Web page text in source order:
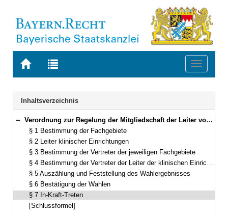
Zur
BAYERN.RECHT
Zur
letzten
Suche
Toggle
Navigation
Inhaltsverzeichnis
Bereich reduzieren
Verordnung zur Regelung der Mitgliedschaft der Leiter von klinischen Einrichtungen in den Fakultätsräten der medizinischen und tiermedizinischen Fakultäten Vom 16. November 1999 (GVBl. S. 514, ber. 2002 S. 583) BayRS 2210-1-2-WK (§§ 1–7)
§ 1 Bestimmung der Fachgebiete
§ 2 Leiter klinischer Einrichtungen
§ 3 Bestimmung der Vertreter der jeweiligen Fachgebiete
§ 4 Bestimmung der Vertreter der Leiter der klinischen Einrichtungen
§ 5 Auszählung und Feststellung des Wahlergebnisses
§ 6 Bestätigung der Wahlen
§ 7 In-Kraft-Treten
[Schlussformel]